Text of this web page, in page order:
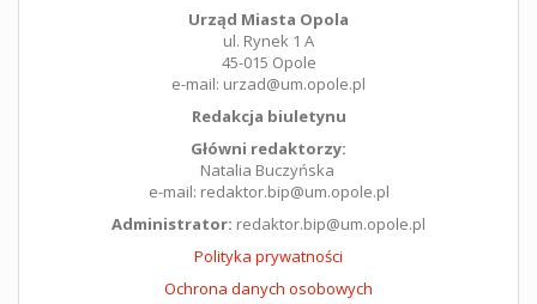
Urząd Miasta Opola
ul. Rynek 1 A
45-015 Opole
e-mail: urzad@um.opole.pl
Redakcja biuletynu
Główni redaktorzy:
Natalia Buczyńska
e-mail: redaktor.bip@um.opole.pl
Administrator: redaktor.bip@um.opole.pl
Polityka prywatności
Ochrona danych osobowych